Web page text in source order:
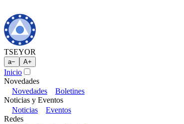
TSEYOR
a− A+
Inicio
Novedades
Novedades
Boletines
Noticias y Eventos
Noticias
Eventos
Redes